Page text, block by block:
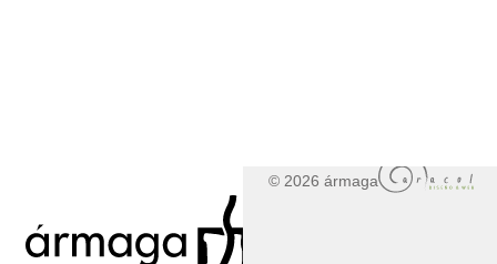
© 2026 ármaga